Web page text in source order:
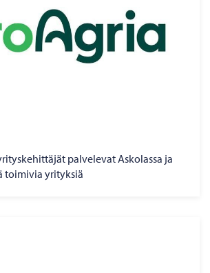
palvelevat Askolassa ja
toimivia yrityksiä